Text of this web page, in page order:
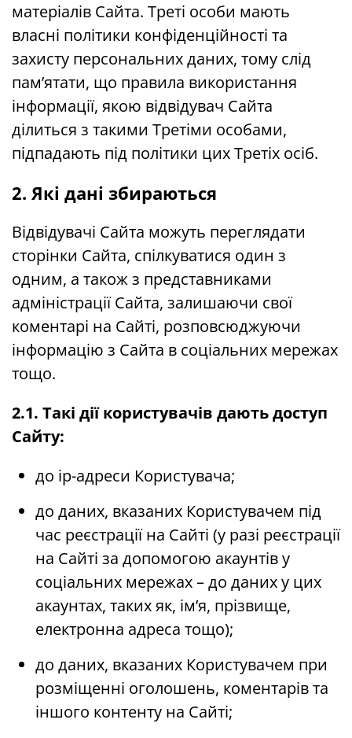
матеріалів Сайта. Треті особи мають
власні політики конфіденційності та
захисту персональних даних, тому слід
пам’ятати, що правила використання
інформації, якою відвідувач Сайта
ділиться з такими Третіми особами,
підпадають під політики цих Третіх осіб.
2. Які дані збираються
Відвідувачі Сайта можуть переглядати
сторінки Сайта, спілкуватися один з
одним, а також з представниками
адміністрації Сайта, залишаючи свої
коментарі на Сайті, розповсюджуючи
інформацію з Сайта в соціальних мережах
тощо.
2.1. Такі дії користувачів дають доступ
Сайту:
до ip-адреси Користувача;
до даних, вказаних Користувачем під
час реєстрації на Сайті (у разі реєстрації
на Сайті за допомогою акаунтів у
соціальних мережах – до даних у цих
акаунтах, таких як, ім’я, прізвище,
електронна адреса тощо);
до даних, вказаних Користувачем при
розміщенні оголошень, коментарів та
іншого контенту на Сайті;